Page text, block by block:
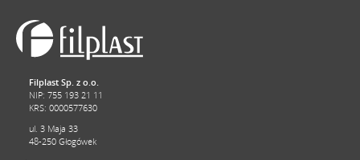
Filplast Sp. z o.o.
NIP: 755 193 21 11
KRS: 0000577630
ul. 3 Maja 33
48-250 Głogówek